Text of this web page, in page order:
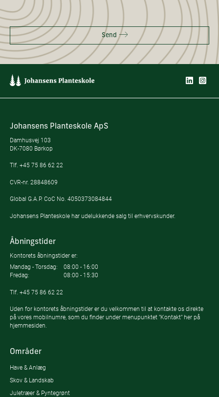
Send
Johansens Planteskole ApS
Damhusvej 103
DK-7080 Børkop
Tlf. +45 75 86 62 22
CVR-nr. 28848609
Global G.A.P. CoC No. 4050373084844
Johansens Planteskole har udelukkende salg til erhvervskunder.
Åbningstider
Kontorets åbningstider er:
Mandag - Torsdag:
08:00 - 16:00
Fredag:
08:00 - 15:30
Tlf. +45 75 86 62 22
Uden for kontorets åbningstider er du velkommen til at kontakte os direkte
på vores mobilnumre, som du finder under menupunktet "Kontakt" her på
hjemmesiden.
Områder
Have & Anlæg
Skov & Landskab
Juletræer & Pyntegrønt